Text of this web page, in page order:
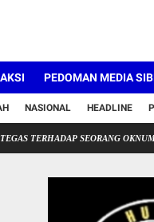
PEDOMAN MEDIA
NASIONAL HEADLINE
SEORANG OKNUM